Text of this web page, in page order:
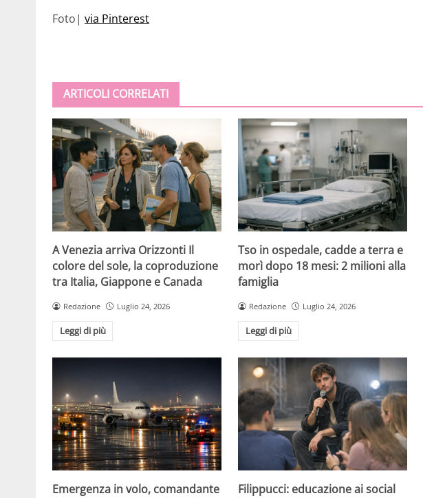
Foto| via Pinterest
ARTICOLI CORRELATI
A Venezia arriva Orizzonti Il
colore del sole, la coproduzione
tra Italia, Giappone e Canada
Redazione Luglio 24, 2026
Leggi di più
Tso in ospedale, cadde a terra e
morì dopo 18 mesi: 2 milioni alla
famiglia
Redazione Luglio 24, 2026
Leggi di più
Emergenza in volo, comandante
Filippucci: educazione ai social